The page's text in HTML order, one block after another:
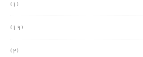
(1)
(19)
(2)